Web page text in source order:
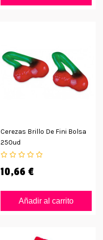
Cerezas Brillo De Fini Bolsa
250ud
10,66 €
Añadir al carrito